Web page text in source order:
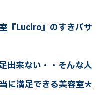
『Luciro』のすきバサ
出来ない・・そんな人
に満足できる美容室＊